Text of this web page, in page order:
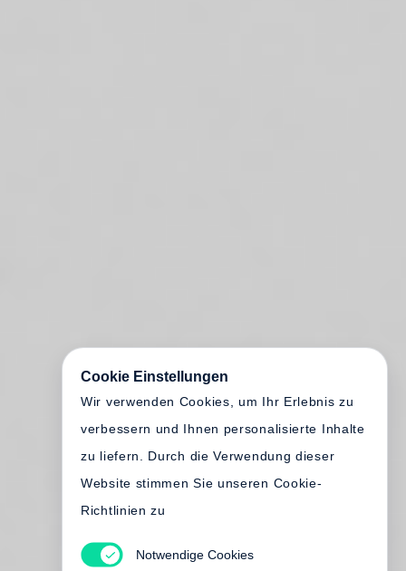
Cookie Einstellungen
Wir verwenden Cookies, um Ihr Erlebnis zu
verbessern und Ihnen personalisierte Inhalte
zu liefern. Durch die Verwendung dieser
Website stimmen Sie unseren Cookie-
Richtlinien zu
Notwendige Cookies